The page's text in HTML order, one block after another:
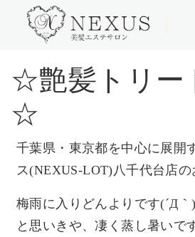
☆艶髪トリー
☆
千葉県・東京都を中心に展開
ス(NEXUS-LOT)八千代台店の
梅雨に入りどんよりです(´Д
と思いきや、凄く蒸し暑いで